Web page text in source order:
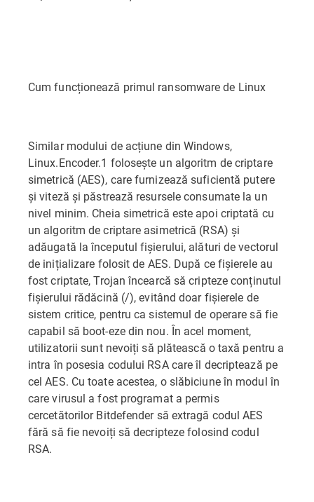
Cum funcționează primul ransomware de Linux
Similar modului de acțiune din Windows,
Linux.Encoder.1 folosește un algoritm de criptare
simetrică (AES), care furnizează suficientă putere
și viteză și păstrează resursele consumate la un
nivel minim. Cheia simetrică este apoi criptată cu
un algoritm de criptare asimetrică (RSA) și
adăugată la începutul fișierului, alături de vectorul
de inițializare folosit de AES. După ce fișierele au
fost criptate, Trojan încearcă să cripteze conținutul
fișierului rădăcină (/), evitând doar fișierele de
sistem critice, pentru ca sistemul de operare să fie
capabil să boot-eze din nou. În acel moment,
utilizatorii sunt nevoiți să plătească o taxă pentru a
intra în posesia codului RSA care îl decriptează pe
cel AES. Cu toate acestea, o slăbiciune în modul în
care virusul a fost programat a permis
cercetătorilor Bitdefender să extragă codul AES
fără să fie nevoiți să decripteze folosind codul
RSA.